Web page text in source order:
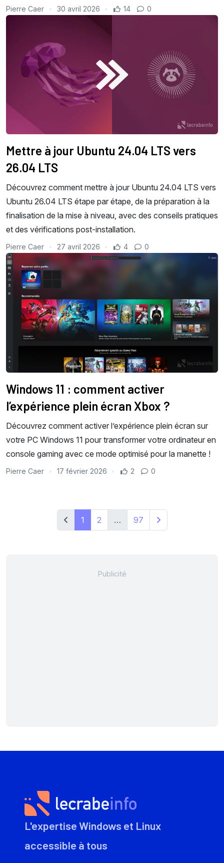
Pierre Caer 30 avril 2026 14 0
Mettre à jour Ubuntu 24.04 LTS vers
26.04 LTS
Découvrez comment mettre à jour Ubuntu 24.04 LTS vers
Ubuntu 26.04 LTS étape par étape, de la préparation à la
finalisation de la mise à niveau, avec des conseils pratiques
et des vérifications post-installation.
Pierre Caer 27 avril 2026 4 0
Windows 11 : comment activer
l’expérience plein écran Xbox ?
Découvrez comment activer l’expérience plein écran sur
votre PC Windows 11 pour transformer votre ordinateur en
console gaming avec ce mode optimisé pour la manette !
Pierre Caer 17 février 2026 2 0
1 2 … 97
L'expertise Windows et Linux
accessible à tous